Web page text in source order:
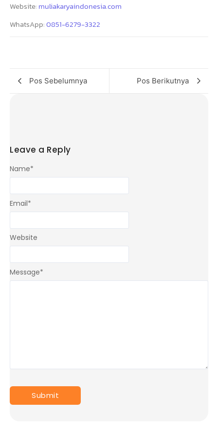
Website: muliakaryaindonesia.com
WhatsApp:0851-6279-3322
Pos Sebelumnya Pos Berikutnya
Leave a Reply
Message*
Name*
Email*
Website